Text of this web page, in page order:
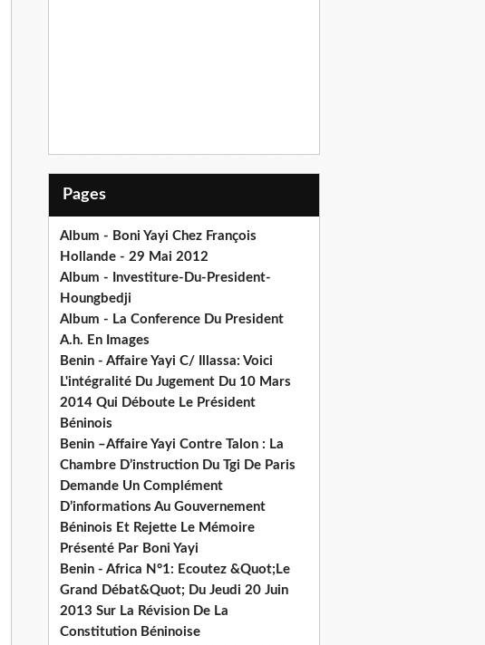
Pages
Album - Boni Yayi Chez François
Hollande - 29 Mai 2012
Album - Investiture-Du-President-
Houngbedji
Album - La Conference Du President
A.h. En Images
Benin - Affaire Yayi C/ Illassa: Voici
L'intégralité Du Jugement Du 10 Mars
2014 Qui Déboute Le Président
Béninois
Benin –Affaire Yayi Contre Talon : La
Chambre D’instruction Du Tgi De Paris
Demande Un Complément
D’informations Au Gouvernement
Béninois Et Rejette Le Mémoire
Présenté Par Boni Yayi
Benin - Africa N°1: Ecoutez &Quot;Le
Grand Débat&Quot; Du Jeudi 20 Juin
2013 Sur La Révision De La
Constitution Béninoise